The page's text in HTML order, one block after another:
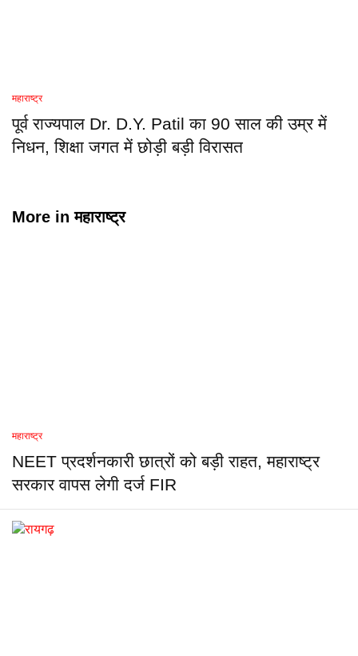
महाराष्ट्र
पूर्व राज्यपाल Dr. D.Y. Patil का 90 साल की उम्र में
निधन, शिक्षा जगत में छोड़ी बड़ी विरासत
More inमहाराष्ट्र
महाराष्ट्र
NEET प्रदर्शनकारी छात्रों को बड़ी राहत, महाराष्ट्र
सरकार वापस लेगी दर्ज FIR